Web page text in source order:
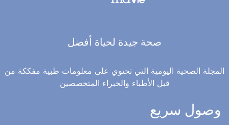
صحة جيدة لحياة أفضل
المجلة الصحية اليومية التي تحتوي على معلومات طبية مفككة من